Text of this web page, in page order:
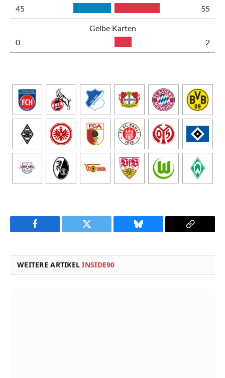
45
55
Gelbe Karten
0
2
Facebook Twitter Bluesky
Copy
WEITERE ARTIKELINSIDE90